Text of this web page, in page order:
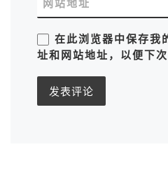
网站地址
在此浏览器中保存我
址和网站地址，以便下次